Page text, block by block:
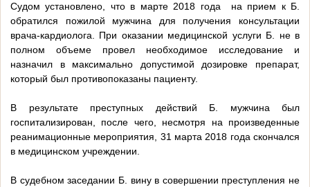
Судом установлено, что в марте 2018 года на прием к Б.
обратился пожилой мужчина для получения консультации
врача-кардиолога. При оказании медицинской услуги Б. не в
полном объеме провел необходимое исследование и
назначил в максимально допустимой дозировке препарат,
который был противопоказаны пациенту.
В результате преступных действий Б. мужчина был
госпитализирован, после чего, несмотря на произведенные
реанимационные мероприятия, 31 марта 2018 года скончался
в медицинском учреждении.
В судебном заседании Б. вину в совершении преступления не